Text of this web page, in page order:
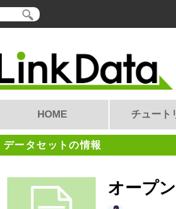
HOME チュート
データセットの情報
オープ